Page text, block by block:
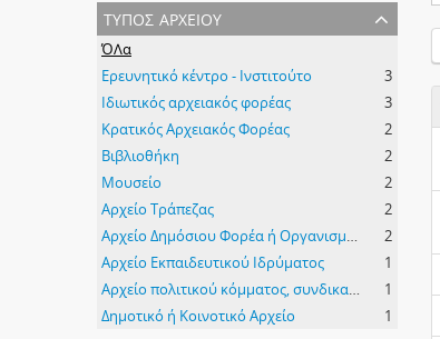
τύπος αρχείου
ΌΛα
Ερευνητικό κέντρο - Ινστιτούτο
3
Ιδιωτικός αρχειακός φορέας
3
Κρατικός Αρχειακός Φορέας
2
Βιβλιοθήκη
2
Μουσείο
2
Αρχείο Τράπεζας
2
Αρχείο Δημόσιου Φορέα ή Οργανισμού
2
Αρχείο Εκπαιδευτικού Ιδρύματος
1
Αρχείο πολιτικού κόμματος, συνδικαλιστικής οργάνωσης ή κοινωνικού κινήματος
1
Δημοτικό ή Κοινοτικό Αρχείο
1